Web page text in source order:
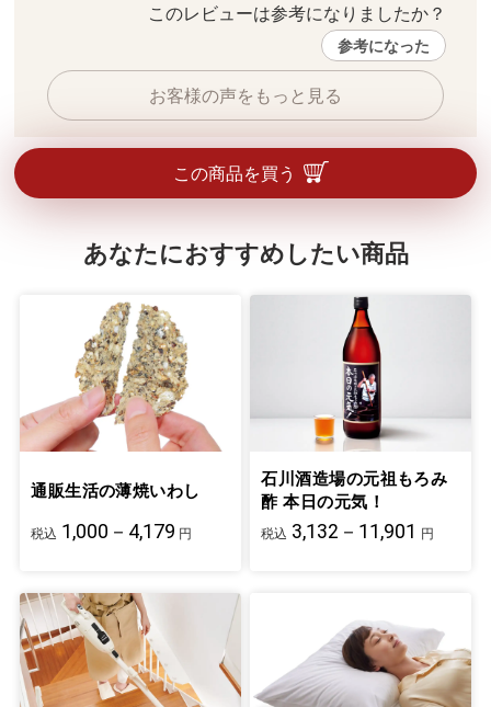
このレビューは参考になりましたか？
参考になった
お客様の声をもっと見る
この商品を買う
あなたにおすすめしたい商品
通販生活の薄焼いわし
税込 1,000－4,179 円
石川酒造場の元祖もろみ
酢 本日の元気！
税込 3,132－11,901 円